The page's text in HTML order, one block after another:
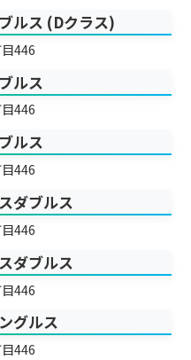
ルス (Dクラス)
446
ルス
446
ルス
446
ダブルス
446
ダブルス
446
グルス
446